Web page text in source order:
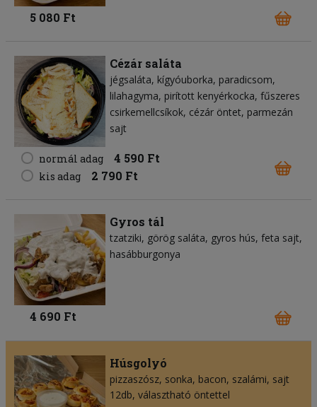
5 080 Ft
Cézár saláta
jégsaláta kígyóuborka paradicsom
lilahagyma pirított kenyérkocka fűszeres
csirkemellcsíkok cézár öntet parmezán
sajt
normál adag 4 590 Ft
kis adag 2 790 Ft
Gyros tál
tzatziki görög saláta gyros hús feta sajt
hasábburgonya
4 690 Ft
Húsgolyó
pizzaszósz sonka bacon szalámi sajt
12db, választható öntettel